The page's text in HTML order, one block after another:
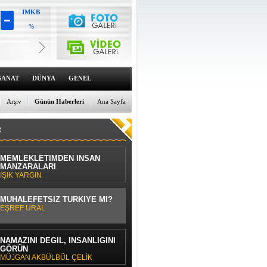
IMKB
%
6659.71
Dolar
47.6791
%0
Euro
55.1258
%0
DÜNYA GENEL
Ana Sayfa
Günün Haberleri
Arşiv
MEMLEKLETİMDEN İNSAN
MANZARALARI
IŞIK YARGIN
MUHALEFETSİZ TÜRKİYE Mİ?
EŞREF URAL
NAMAZINI DEĞİL, İNSANLIĞINI
GÖRÜN
MÜJGAN AKBÜLBÜL ÇELİK